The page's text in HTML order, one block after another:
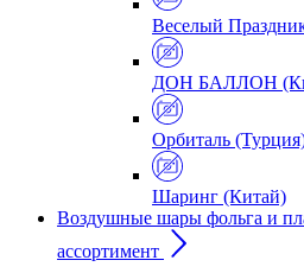
Веселый
ДОН БАЛЛОН
Орбиталь
Шаринг (Китай)
Воздушные шары фольга и
ассортимент